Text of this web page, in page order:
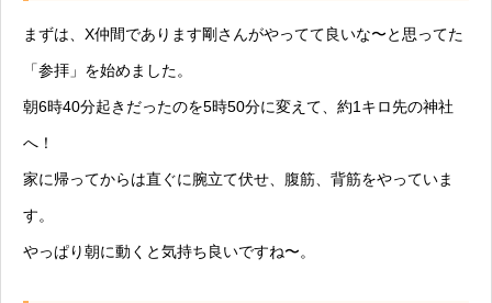
まずは、X仲間であります剛さんがやってて良いな〜と思ってた
「参拝」を始めました。
朝6時40分起きだったのを5時50分に変えて、約1キロ先の神社
へ！
家に帰ってからは直ぐに腕立て伏せ、腹筋、背筋をやっていま
す。
やっぱり朝に動くと気持ち良いですね〜。